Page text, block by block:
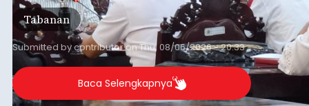
Tabanan
Submitted bycontributoronThu, 08/06/2026 - 20:33
Baca Selengkapnya